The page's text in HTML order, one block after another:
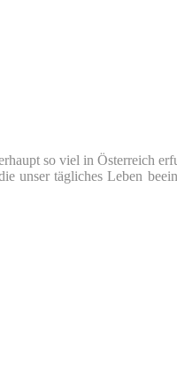
so viel in Österreich
unser tägliches Leben